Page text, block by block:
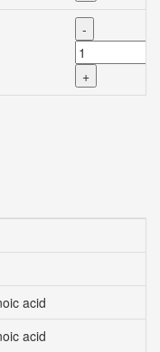
-
+
acid
acid